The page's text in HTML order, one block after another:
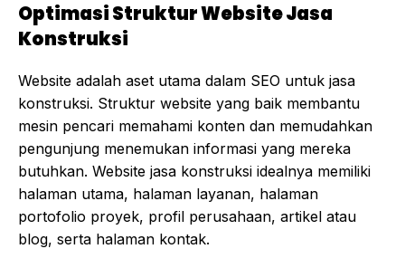
Optimasi Struktur Website Jasa
Konstruksi
Website adalah aset utama dalam SEO untuk jasa
konstruksi. Struktur website yang baik membantu
mesin pencari memahami konten dan memudahkan
pengunjung menemukan informasi yang mereka
butuhkan. Website jasa konstruksi idealnya memiliki
halaman utama, halaman layanan, halaman
portofolio proyek, profil perusahaan, artikel atau
blog, serta halaman kontak.